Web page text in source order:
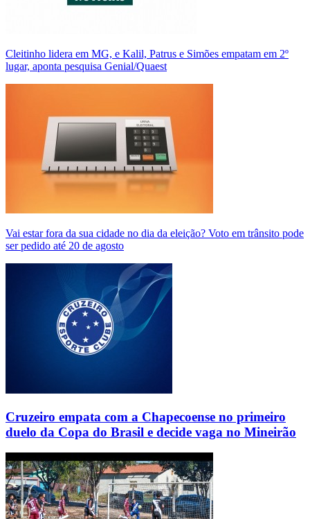
Cleitinho lidera em MG, e Kalil, Patrus e Simões empatam em 2º
lugar, aponta pesquisa Genial/Quaest
Vai estar fora da sua cidade no dia da eleição? Voto em trânsito pode
ser pedido até 20 de agosto
Cruzeiro empata com a Chapecoense no primeiro
duelo da Copa do Brasil e decide vaga no Mineirão